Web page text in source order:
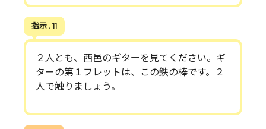
指示 . 11
２人とも、西邑のギターを見てください。ギ
ターの第１フレットは、この鉄の棒です。２
人で触りましょう。